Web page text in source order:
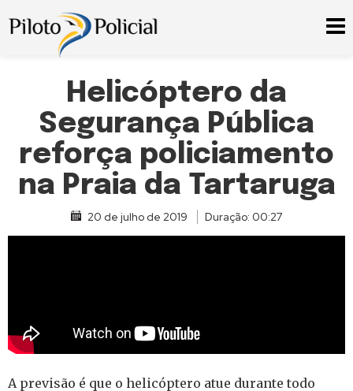
Helicóptero da
Segurança Pública
reforça policiamento
na Praia da Tartaruga
20 de julho de 2019 Duração: 00:27
A previsão é que o helicóptero atue durante todo